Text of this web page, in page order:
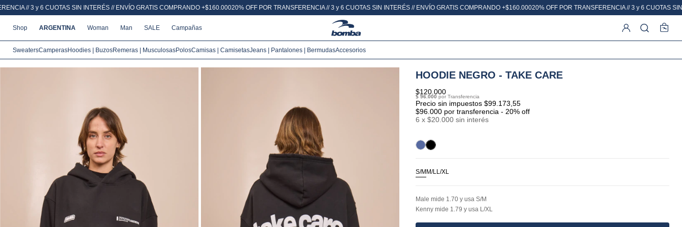
// ENVÍO GRATIS COMPRANDO +$160.00020% OFF POR TRANSFERENCIA // 3 y 6 CUOTAS SIN INTERÉS // ENVÍO GRATIS COMPRANDO +$160.00020% OFF POR TRANSFERENCIA // 3 y 6 CUOTAS SIN INTERÉS // ENVÍO
Shop ARGENTINA Woman Man SALE Campañas
SweatersCamperasHoodies | BuzosRemeras | MusculosasPolosCamisas | CamisetasJeans | Pantalones | BermudasAccesorios
HOODIE NEGRO - TAKE CARE
$120.000
Precio sin impuestos $99.173,55
$96.000 por transferencia - 20% off
6 x $20.000 sin interés
S/M M/LL/XL
Male mide 1.70 y usa S/M
Kenny mide 1.79 y usa L/XL